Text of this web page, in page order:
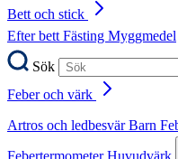
Bett och stick
Efter bettFästing Myggmedel
Sök
Feber och värk
Artros och ledbesvärBarn